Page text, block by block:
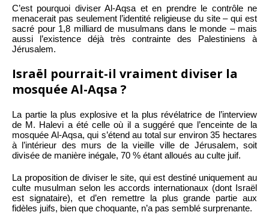
C’est pourquoi diviser Al-Aqsa et en prendre le contrôle ne
menacerait pas seulement l’identité religieuse du site – qui est
sacré pour 1,8 milliard de musulmans dans le monde – mais
aussi l’existence déjà très contrainte des Palestiniens à
Jérusalem.
Israël pourrait-il vraiment diviser la
mosquée Al-Aqsa ?
La partie la plus explosive et la plus révélatrice de l’interview
de M. Halevi a été celle où il a suggéré que l’enceinte de la
mosquée Al-Aqsa, qui s’étend au total sur environ 35 hectares
à l’intérieur des murs de la vieille ville de Jérusalem, soit
divisée de manière inégale, 70 % étant alloués au culte juif.
La proposition de diviser le site, qui est destiné uniquement au
culte musulman selon les accords internationaux (dont Israël
est signataire), et d’en remettre la plus grande partie aux
fidèles juifs, bien que choquante, n’a pas semblé surprenante.